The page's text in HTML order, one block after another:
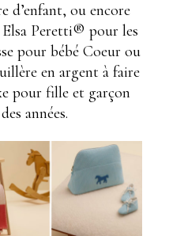
d’enfant, ou encore
Peretti® pour les
pour bébé Coeur ou
en argent à faire
pour fille et garçon
années.